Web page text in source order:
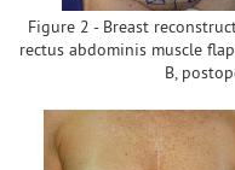
Figure 2 - Breast
rectus abdominis muscle
B,